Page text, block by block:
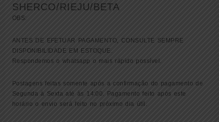
SHERCO/RIEJU/BETA
OBS:
ANTES DE EFETUAR PAGAMENTO, CONSULTE SEMPRE
DISPONIBILIDADE EM ESTOQUE.
Respondemos o whatsapp o mais rápido possível.
Postagens feitas somente após a confirmação do pagamento de
Segunda à Sexta até às 14:00. Pagamento feito após este
horário o envio será feito no próximo dia útil.